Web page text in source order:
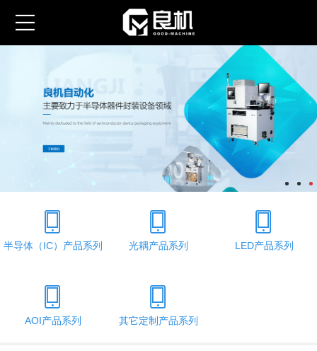
半导体（IC）产品系列 光耦产品系列 LED产品系列
AOI产品系列 其它定制产品系列